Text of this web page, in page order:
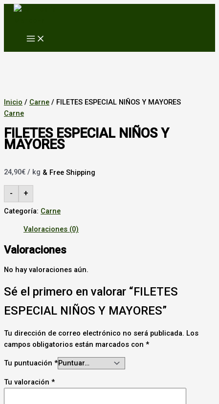
Ir
MAIN
Inicio / Carne / FILETES ESPECIAL NIÑOS Y MAYORES
Carne
FILETES ESPECIAL NIÑOS Y
MAYORES
24,90€ / kg & Free Shipping
- +
Categoría: Carne
Valoraciones (0)
Valoraciones
No hay valoraciones aún.
Sé el primero en valorar “FILETES
ESPECIAL NIÑOS Y MAYORES”
Tu dirección de correo electrónico no será publicada. Los
campos obligatorios están marcados con *
Tu puntuación *
Tu valoración *